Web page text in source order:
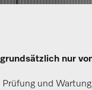
nur
und